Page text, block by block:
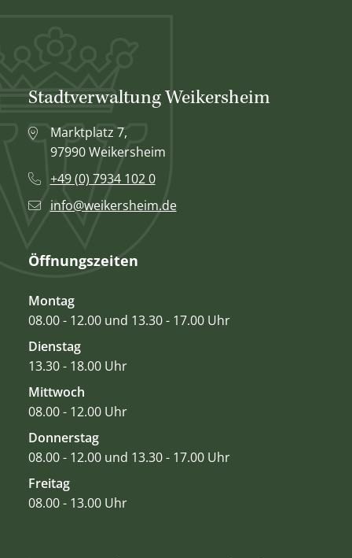
Stadtverwaltung Weikersheim
Marktplatz 7,
97990 Weikersheim
+49 (0) 7934 102 0
info@weikersheim.de
Öffnungszeiten
Montag
08.00 - 12.00 und 13.30 - 17.00 Uhr
Dienstag
13.30 - 18.00 Uhr
Mittwoch
08.00 - 12.00 Uhr
Donnerstag
08.00 - 12.00 und 13.30 - 17.00 Uhr
Freitag
08.00 - 13.00 Uhr